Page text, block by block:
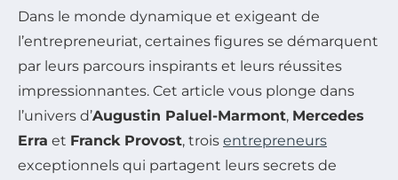
Dans le monde dynamique et exigeant de
l’entrepreneuriat, certaines figures se démarquent
par leurs parcours inspirants et leurs réussites
impressionnantes. Cet article vous plonge dans
l’univers d’Augustin Paluel-Marmont, Mercedes
Erra et Franck Provost, trois entrepreneurs
exceptionnels qui partagent leurs secrets de